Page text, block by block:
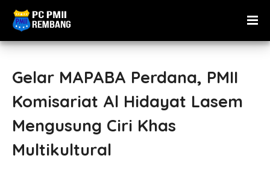
Gelar MAPABA Perdana, PMII
Komisariat Al Hidayat Lasem
Mengusung Ciri Khas
Multikultural